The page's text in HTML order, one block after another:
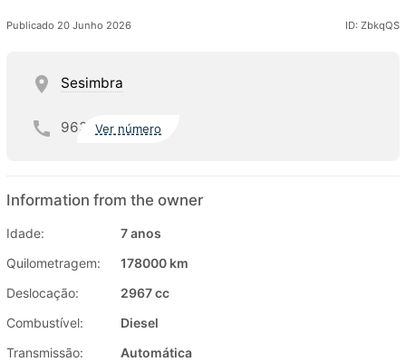
Publicado 20 Junho 2026 ID: ZbkqQS
Sesimbra
963 Ver número
Information from the owner
Idade:
7 anos
Quilometragem:
178000 km
Deslocação:
2967 cc
Combustível:
Diesel
Transmissão:
Automática